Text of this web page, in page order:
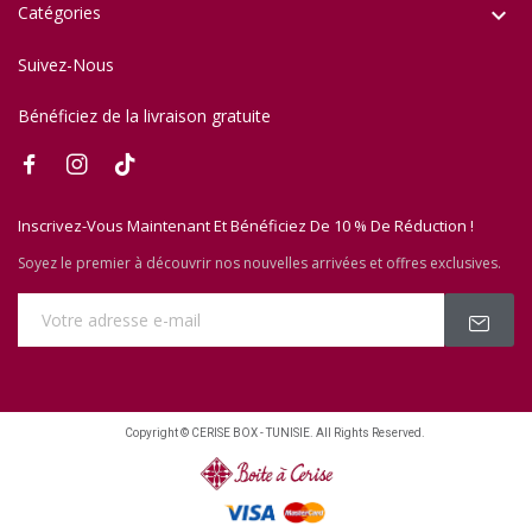
Catégories 
Suivez-Nous
Bénéficiez de la livraison gratuite
Inscrivez-Vous Maintenant Et Bénéficiez De 10 % De Réduction !
Soyez le premier à découvrir nos nouvelles arrivées et offres exclusives.
Copyright © CERISE BOX - TUNISIE. All Rights Reserved.